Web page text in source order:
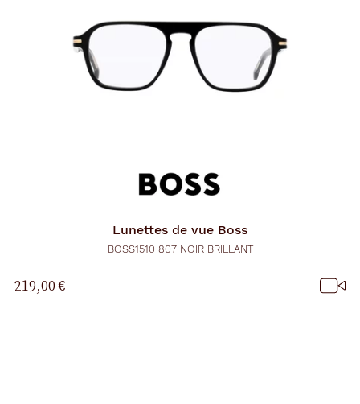
Lunettes de vue Boss
BOSS1510 807 NOIR BRILLANT
219,00 €